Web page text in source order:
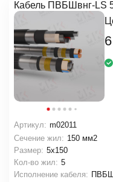
Кабель ПВБШвнг-LS
Артикул: m02011
Сечение жил: 150 мм2
Размер: 5х150
Кол-во жил: 5
Исполнение кабеля: